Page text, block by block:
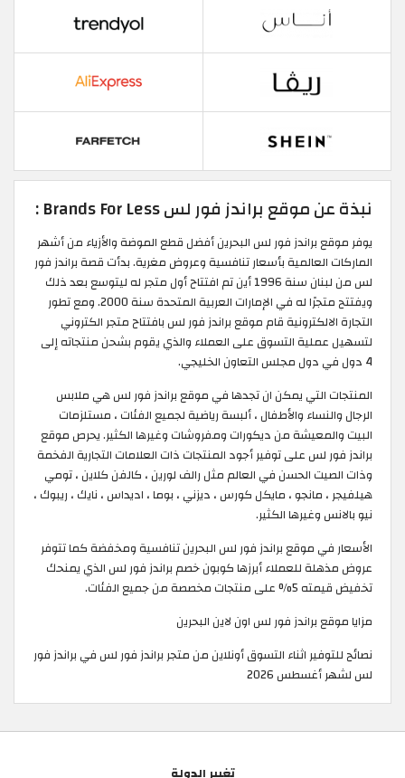
نبذة عن موقع براندز فور لس Brands For Less :
يوفر موقع براندز فور لس البحرين أفضل قطع الموضة والأزياء من أشهر
الماركات العالمية بأسعار تنافسية وعروض مغرية. بدأت قصة براندز فور
لس من لبنان سنة 1996 أين تم افتتاح أول متجر له ليتوسع بعد ذلك
ويفتتح متجرًا له في الإمارات العربية المتحدة سنة 2000. ومع تطور
التجارة الالكترونية قام موقع براندز فور لس بافتتاح متجر الكتروني
لتسهيل عملية التسوق على العملاء والذي يقوم بشحن منتجاته إلى
4 دول في دول مجلس التعاون الخليجي.
المنتجات التي يمكن ان تجدها في موقع براندز فور لس هي ملابس
الرجال والنساء والأطفال ، ألبسة رياضية لجميع الفئات ، مستلزمات
البيت والمعيشة من ديكورات ومفروشات وغيرها الكثير. يحرص موقع
براندز فور لس على توفير أجود المنتجات ذات العلامات التجارية الفخمة
وذات الصيت الحسن في العالم مثل رالف لورين ، كالفن كلاين ، تومي
هيلفيجر ، مانجو ، مايكل كورس ، ديزني ، بوما ، اديداس ، نايك ، ريبوك ،
نيو بالانس وغيرها الكثير.
الأسعار في موقع براندز فور لس البحرين تنافسية ومخفضة كما تتوفر
عروض مذهلة للعملاء أبرزها كوبون خصم براندز فور لس الذي يمنحك
تخفيض قيمته 5% على منتجات مخصصة من جميع الفئات.
مزايا موقع براندز فور لس اون لاين البحرين
نصائح للتوفير اثناء التسوق أونلاين من متجر براندز فور لس في براندز فور
لس لشهر أغسطس 2026
تغيير الدولة